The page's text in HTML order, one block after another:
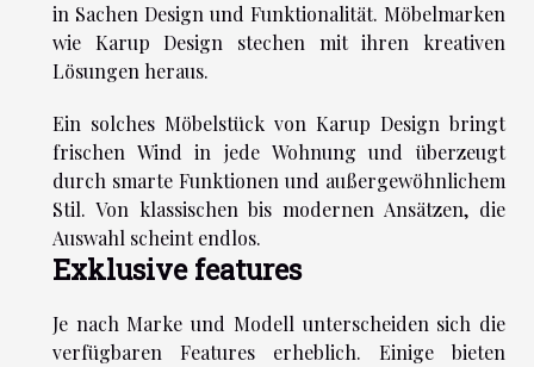
in Sachen Design und Funktionalität. Möbelmarken
wie Karup Design stechen mit ihren kreativen
Lösungen heraus.
Ein solches Möbelstück von Karup Design bringt
frischen Wind in jede Wohnung und überzeugt
durch smarte Funktionen und außergewöhnlichem
Stil. Von klassischen bis modernen Ansätzen, die
Auswahl scheint endlos.
Exklusive features
Je nach Marke und Modell unterscheiden sich die
verfügbaren Features erheblich. Einige bieten